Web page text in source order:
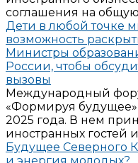
соглашения на
Дети в любой точке
возможность
Министры
России, чтобы
вызовы
Международный
«Формируя будущее»
2025 года. В нем
иностранных гостей
Будущее Северного